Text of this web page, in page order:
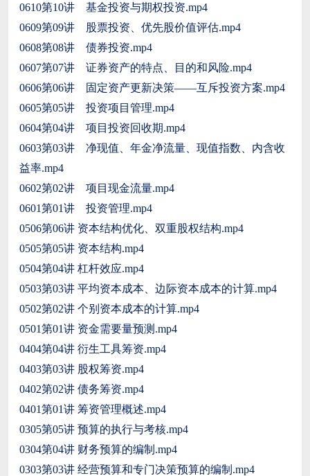
0610第10讲 基金投资与期权投资.mp4
0609第09讲 股票投资、优先股价值评估.mp4
0608第08讲 债券投资.mp4
0607第07讲 证券资产的特点、目的和风险.mp4
0606第06讲 固定资产更新决策——互斥投资方案.mp4
0605第05讲 投资项目管理.mp4
0604第04讲 项目投资回收期.mp4
0603第03讲 净现值、年金净流量、现值指数、内含收
益率.mp4
0602第02讲 项目现金流量.mp4
0601第01讲 投资管理.mp4
0506第06讲 资本结构优化、双重股权结构.mp4
0505第05讲 资本结构.mp4
0504第04讲 杠杆效应.mp4
0503第03讲 平均资本成本、边际资本成本的计算.mp4
0502第02讲 个别资本成本的计算.mp4
0501第01讲 资金需要量预测.mp4
0404第04讲 衍生工具筹资.mp4
0403第03讲 股权筹资.mp4
0402第02讲 债务筹资.mp4
0401第01讲 筹资管理概述.mp4
0305第05讲 预算的执行与考核.mp4
0304第04讲 财务预算的编制.mp4
0303第03讲 经营预算和专门决策预算的编制.mp4